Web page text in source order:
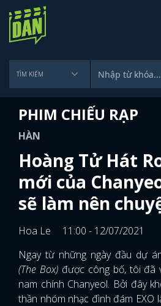
PHIM CHIẾU RẠP
HÀN
Hoàng Tử Hát
mới của
sẽ làm nên
Hoa Le
11:00 - 12/07/2021
Ngay từ những ngày đầu dự
(The Box)được công bố, tôi đã
nam chính Chanyeol. Bởi đây
thần nhóm nhạc đình đám EXO